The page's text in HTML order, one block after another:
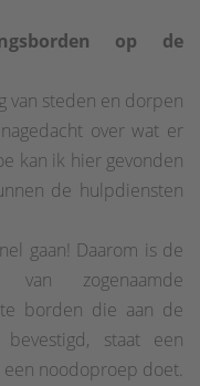
op de
van steden en dorpen
over wat er
kan ik hier gevonden
de hulpdiensten
gaan! Daarom is de
van zogenaamde
borden die aan de
staat een
noodoproep doet.